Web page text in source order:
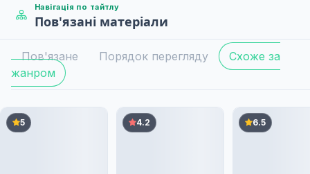
Навігація по тайтлу
Пов'язані матеріали
Пов'язане Порядок перегляду
Схоже за
жанром
5 4.2 6.5